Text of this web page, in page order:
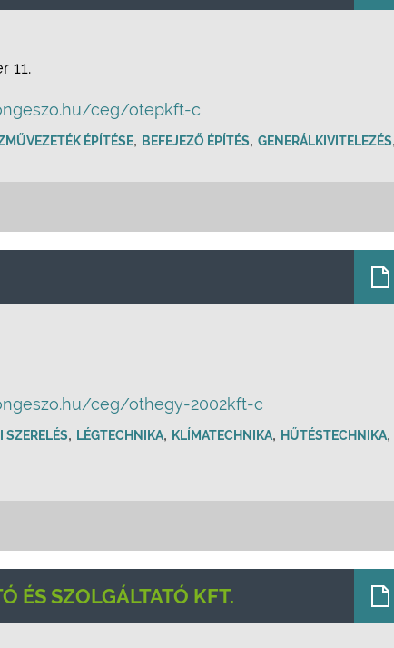
11.
ceg/otepkft-c
ÉPÍTÉSE, BEFEJEZŐ ÉPÍTÉS, GENERÁLKIVITELEZÉS,
ceg/othegy-2002kft-c
SZERELÉS, LÉGTECHNIKA, KLÍMATECHNIKA, HŰTÉSTECHNIKA,
ÉS SZOLGÁLTATÓ KFT.